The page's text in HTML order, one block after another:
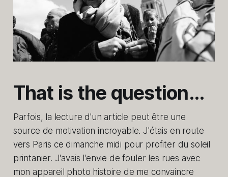
That is the question…
Parfois, la lecture d'un article peut être une
source de motivation incroyable. J'étais en route
vers Paris ce dimanche midi pour profiter du soleil
printanier. J'avais l'envie de fouler les rues avec
mon appareil photo histoire de me convaincre